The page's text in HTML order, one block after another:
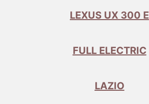
LEXUS UX 300 E
FULL ELECTRIC
LAZIO